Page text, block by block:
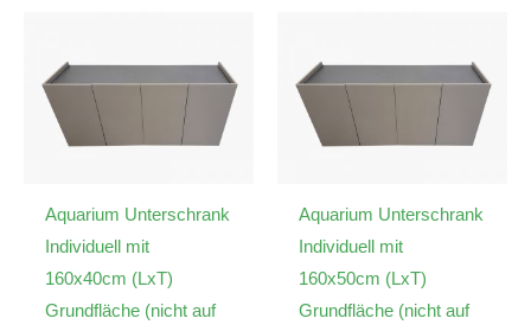
Aquarium Unterschrank
Individuell mit
160x40cm (LxT)
Grundfläche (nicht auf
Aquarium Unterschrank
Individuell mit
160x50cm (LxT)
Grundfläche (nicht auf